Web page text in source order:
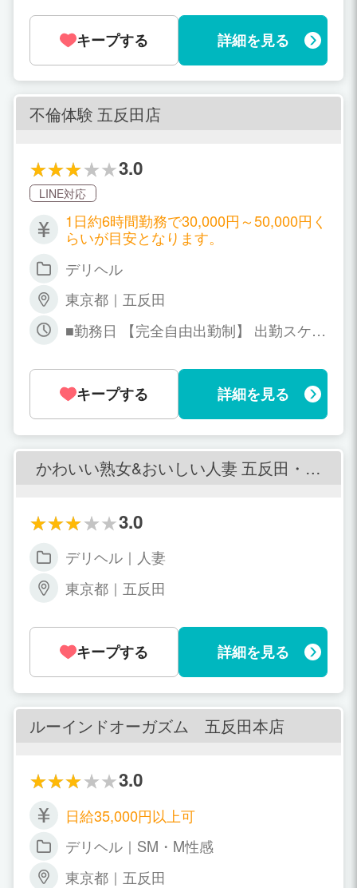
キープする 詳細を見る
不倫体験 五反田店
3.0
LINE対応
1日約6時間勤務で30,000円～50,000円く
らいが目安となります。
デリヘル
東京都｜五反田
■勤務日 【完全自由出勤制】 出勤スケジ
朝5：00までの間のお好きな時間帯でOK
です。
キープする 詳細を見る
かわいい熟女&おいしい人妻 五反田・品
3.0
デリヘル｜人妻
東京都｜五反田
キープする 詳細を見る
ルーインドオーガズム 五反田本店
3.0
日給35,000円以上可
デリヘル｜SM・M性感
東京都｜五反田